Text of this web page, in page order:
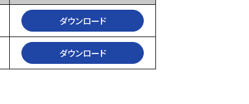
ダウンロード
ダウンロード